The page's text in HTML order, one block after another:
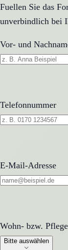
Fuellen Sie das
unverbindlich bei
Vor- und
Telefonnummer
E-Mail-Adresse
Wohn- bzw.
Wohn- bzw.
Bitte auswählen